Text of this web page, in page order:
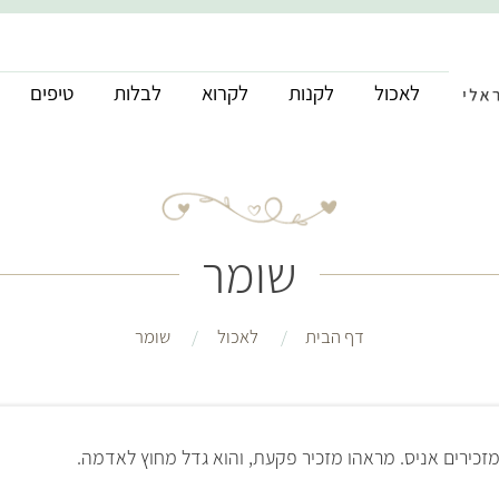
לאכול לקנות לקרוא לבלות טיפים
שומר
דף הבית לאכול שומר
אניס. מראהו מזכיר פקעת, והוא גדל מחוץ לאדמה.